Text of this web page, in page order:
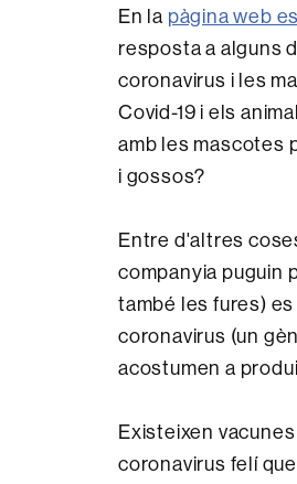
En la pàgina web
resposta a alguns
coronavirus i les
Covid-19 i els
amb les mascotes
i gossos?
Entre d'altres
companyia puguin
també les fures)
coronavirus (un
acostumen a
Existeixen
coronavirus felí